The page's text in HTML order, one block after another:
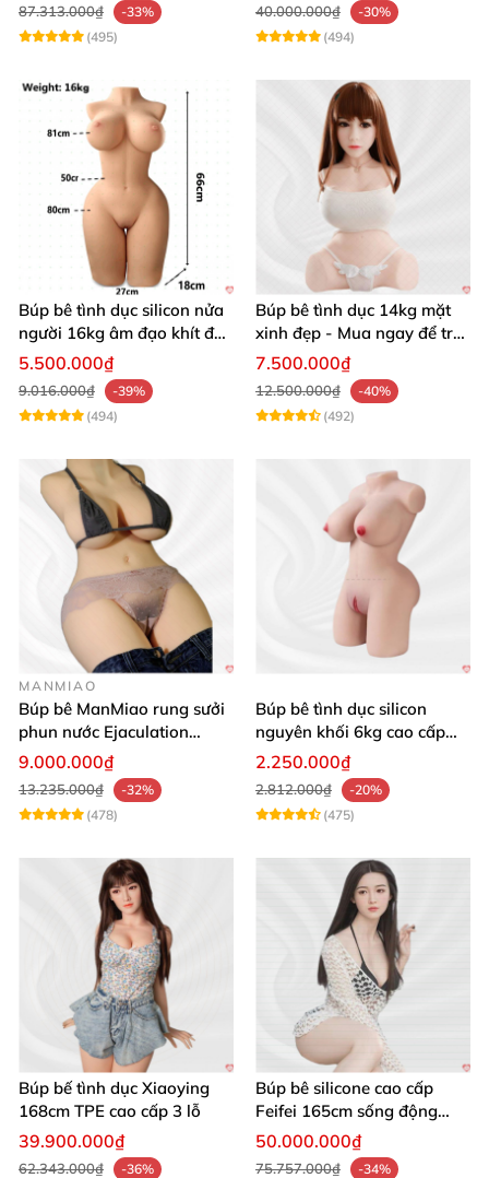
87.313.000₫
-33%
(495)
40.000.000₫
-30%
(494)
Búp bê tình dục silicon nửa
người 16kg âm đạo khít độn
khung
5.500.000₫
9.016.000₫
-39%
(494)
Búp bê tình dục 14kg mặt
xinh đẹp - Mua ngay để trải
nghiệm
7.500.000₫
12.500.000₫
-40%
(492)
MANMIAO
Búp bê ManMiao rung sưởi
phun nước Ejaculation
Queen chuẩn
9.000.000₫
13.235.000₫
-32%
(478)
Búp bê tình dục silicon
nguyên khối 6kg cao cấp
giá rẻ sexy gợi cảm
2.250.000₫
2.812.000₫
-20%
(475)
Búp bế tình dục Xiaoying
168cm TPE cao cấp 3 lỗ
39.900.000₫
62.343.000₫
-36%
Búp bê silicone cao cấp
Feifei 165cm sống động
chân thật ghê
50.000.000₫
75.757.000₫
-34%